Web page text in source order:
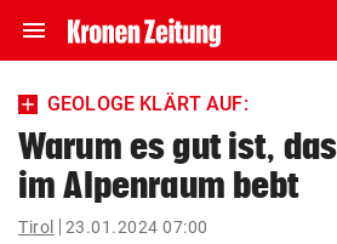
menu Navigation
ein-/ausklappen
account_circle Anmelden
GEOLOGE KLÄRT AUF:
Warum es gut ist,
im Alpenraum bebt
Tirol 23.01.2024 07:00